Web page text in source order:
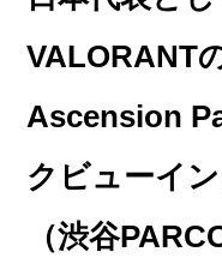
VALORANT
Ascension
クビューイ
（渋谷